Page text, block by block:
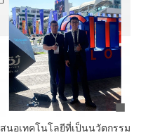
อเทคโนโลยีที่เป็นนวัตกรรม